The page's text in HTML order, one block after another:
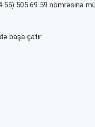
55) 505 69 59 nömrəsinə
başa çatır.